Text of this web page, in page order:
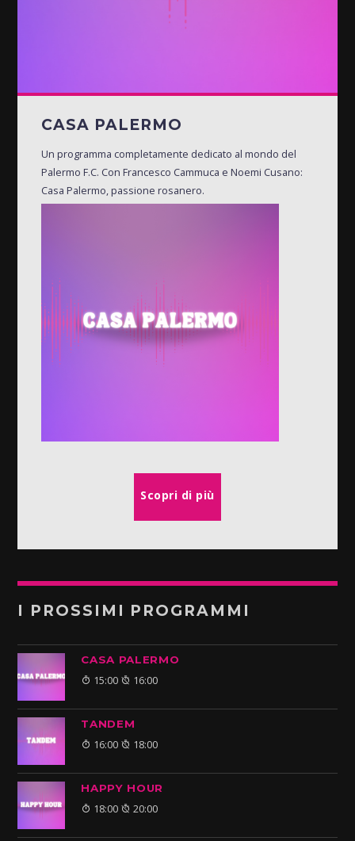
CASA PALERMO
Un programma completamente dedicato al mondo del
Palermo F.C. Con Francesco Cammuca e Noemi Cusano:
Casa Palermo, passione rosanero.
Scopri di più
I PROSSIMI PROGRAMMI
CASA PALERMO
15:00 16:00
TANDEM
16:00 18:00
HAPPY HOUR
18:00 20:00